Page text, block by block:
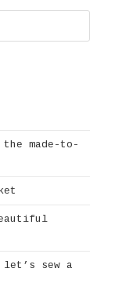
made-to-
sew a